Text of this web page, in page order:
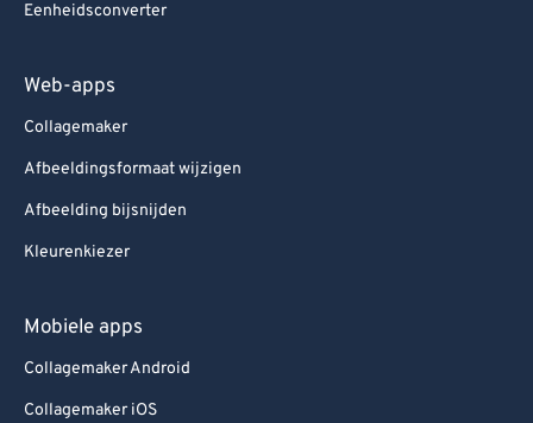
Eenheidsconverter
Web-apps
Collagemaker
Afbeeldingsformaat wijzigen
Afbeelding bijsnijden
Kleurenkiezer
Mobiele apps
Collagemaker Android
Collagemaker iOS